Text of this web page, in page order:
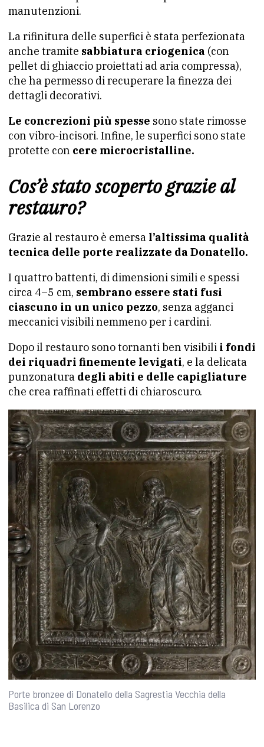
manutenzioni.
La rifinitura delle superfici è stata perfezionata
anche tramite sabbiatura criogenica (con
pellet di ghiaccio proiettati ad aria compressa),
che ha permesso di recuperare la finezza dei
dettagli decorativi.
Le concrezioni più spesse sono state rimosse
con vibro-incisori. Infine, le superfici sono state
protette con cere microcristalline.
Cos’è stato scoperto grazie al
restauro?
Grazie al restauro è emersa l’altissima qualità
tecnica delle porte realizzate da Donatello.
I quattro battenti, di dimensioni simili e spessi
circa 4–5 cm, sembrano essere stati fusi
ciascuno in un unico pezzo, senza agganci
meccanici visibili nemmeno per i cardini.
Dopo il restauro sono tornanti ben visibili i fondi
dei riquadri finemente levigati, e la delicata
punzonatura degli abiti e delle capigliature
che crea raffinati effetti di chiaroscuro.
Porte bronzee di Donatello della Sagrestia Vecchia della
Basilica di San Lorenzo